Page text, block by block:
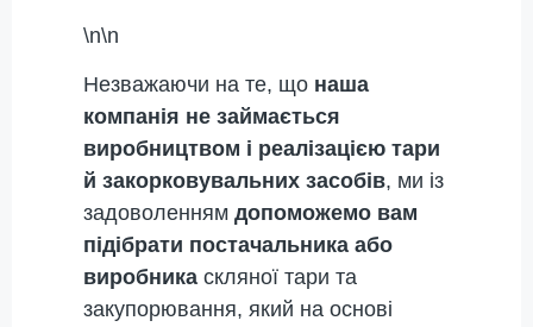
\n\n
Незважаючи на те, що наша
компанія не займається
виробництвом і реалізацією тари
й закорковувальних засобів, ми із
задоволенням допоможемо вам
підібрати постачальника або
виробника скляної тари та
закупорювання, який на основі